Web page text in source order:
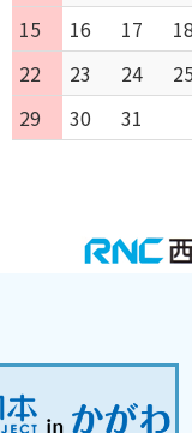
15
16 17 18
22
23 24 25
29
30 31